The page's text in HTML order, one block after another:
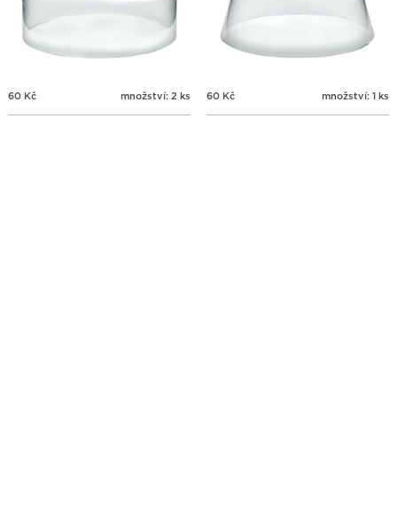
60 Kč množství: 2 ks 60 Kč množství: 1 ks